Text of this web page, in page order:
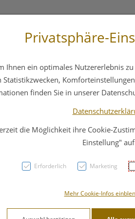
Hautpflege Familie
Privatsphäre-
Ihnen ein optimales Nutzererlebnis
finden Sie in unserer
die Möglichkeit ihre Cookie-
Einstellung"
Erforderlich Marketing
Mehr Cookie-Infos